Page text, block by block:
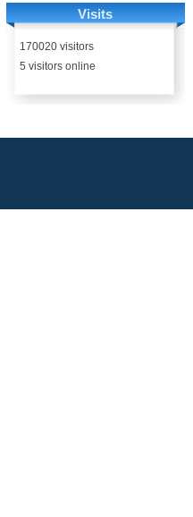
Visits
170020 visitors
5 visitors online